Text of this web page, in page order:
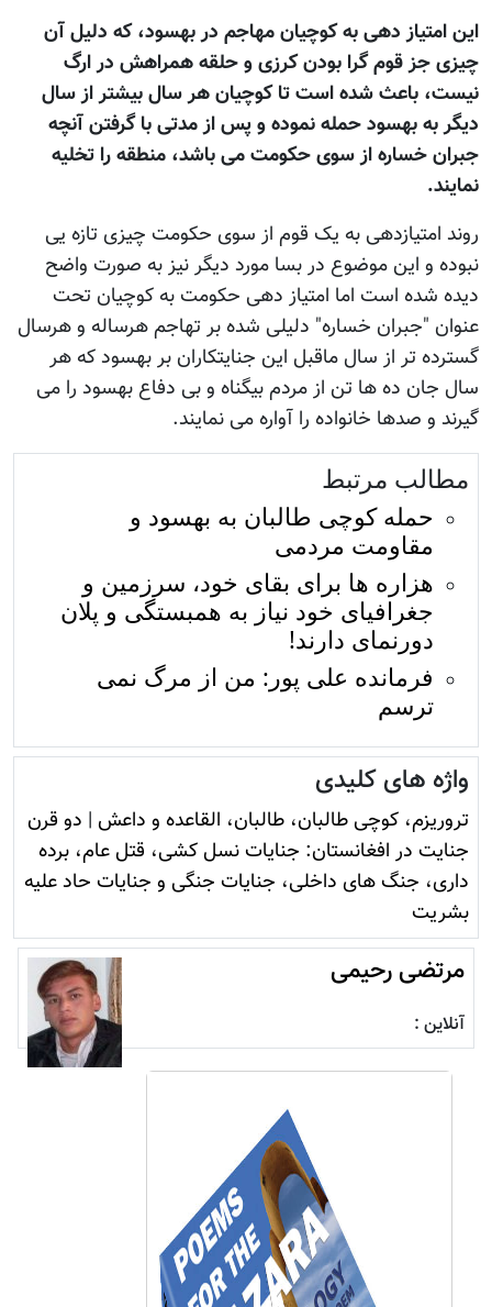
این امتیاز دهی به کوچیان مهاجم در بهسود، که دلیل آن
چیزی جز قوم گرا بودن کرزی و حلقه همراهش در ارگ
نیست، باعث شده است تا کوچیان هر سال بیشتر از سال
دیگر به بهسود حمله نموده و پس از مدتی با گرفتن آنچه
جبران خساره از سوی حکومت می باشد، منطقه را تخلیه
نمایند.
روند امتیازدهی به یک قوم از سوی حکومت چیزی تازه یی
نبوده و این موضوع در بسا مورد دیگر نیز به صورت واضح
دیده شده است اما امتیاز دهی حکومت به کوچیان تحت
عنوان "جبران خساره" دلیلی شده بر تهاجم هرساله و هرسال
گسترده تر از سال ماقبل این جنایتکاران بر بهسود که هر
سال جان ده ها تن از مردم بیگناه و بی دفاع بهسود را می
گیرند و صدها خانواده را آواره می نمایند.
مطالب مرتبط
حمله کوچی طالبان به بهسود و
مقاومت مردمی
هزاره ها برای بقای خود، سرزمین و
جغرافیای خود نیاز به همبستگی و پلان
دورنمای دارند!
فرمانده علی پور: من از مرگ نمی
ترسم
واژه های کلیدی
تروريزم، کوچی طالبان، طالبان، القاعده و داعش | دو قرن
جنایت در افغانستان: جنایات نسل کشی، قتل عام، برده
داری، جنگ های داخلی، جنایات جنگی و جنایات حاد علیه
بشریت
مرتضی رحیمی
آنلاین :